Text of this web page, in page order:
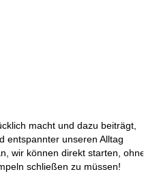
macht und dazu beiträgt,
entspannter unseren Alltag
wir können direkt starten, ohne
schließen zu müssen!